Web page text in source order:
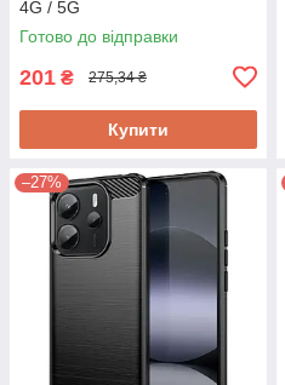
4G / 5G
Готово до відправки
201 ₴ 275,34 ₴
Купити
–27%